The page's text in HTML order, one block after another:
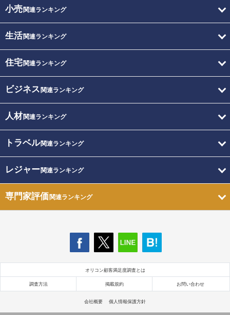
小売関連ランキング
生活関連ランキング
住宅関連ランキング
ビジネス 関連ランキング
人材関連ランキング
トラベル関連ランキング
レジャー関連ランキング
専門家評価関連ランキング
オリコン顧客満足度調査とは
調査方法 掲載規約 お問い合わせ
会社概要 個人情報保護方針